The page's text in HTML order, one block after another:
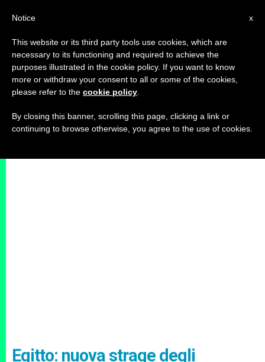
Egitto: nuova strage degli
x
Notice
This website or its third party tools use cookies, which are
necessary to its functioning and required to achieve the
purposes illustrated in the cookie policy. If you want to know
more or withdraw your consent to all or some of the cookies,
please refer to the cookie policy
By closing this banner, scrolling this page, clicking a link or
continuing to browse otherwise, you agree to the use of cookies.